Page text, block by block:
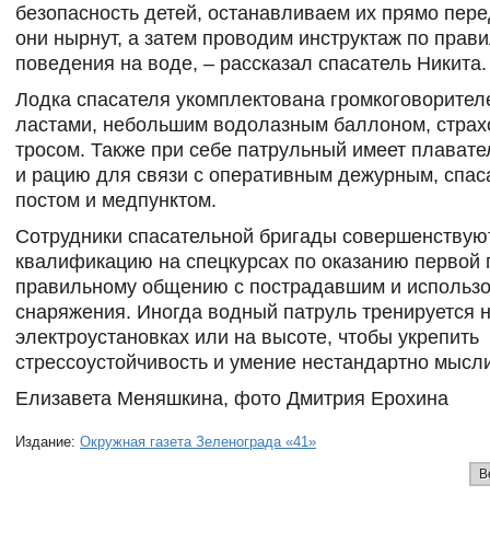
безопасность детей, останавливаем их прямо
они нырнут, а затем проводим инструктаж по
поведения на воде, – рассказал спасатель Никита.
Лодка спасателя укомплектована
ластами, небольшим водолазным баллоном,
тросом. Также при себе патрульный имеет
и рацию для связи с оперативным дежурным,
постом и медпунктом.
Сотрудники спасательной бригады
квалификацию на спецкурсах по оказанию
правильному общению с пострадавшим и
снаряжения. Иногда водный патруль тренируется
электроустановках или на высоте, чтобы укрепить
стрессоустойчивость и умение нестандартно
Елизавета Меняшкина, фото Дмитрия Ерохина
Издание: Окружная газета Зеленограда «41»